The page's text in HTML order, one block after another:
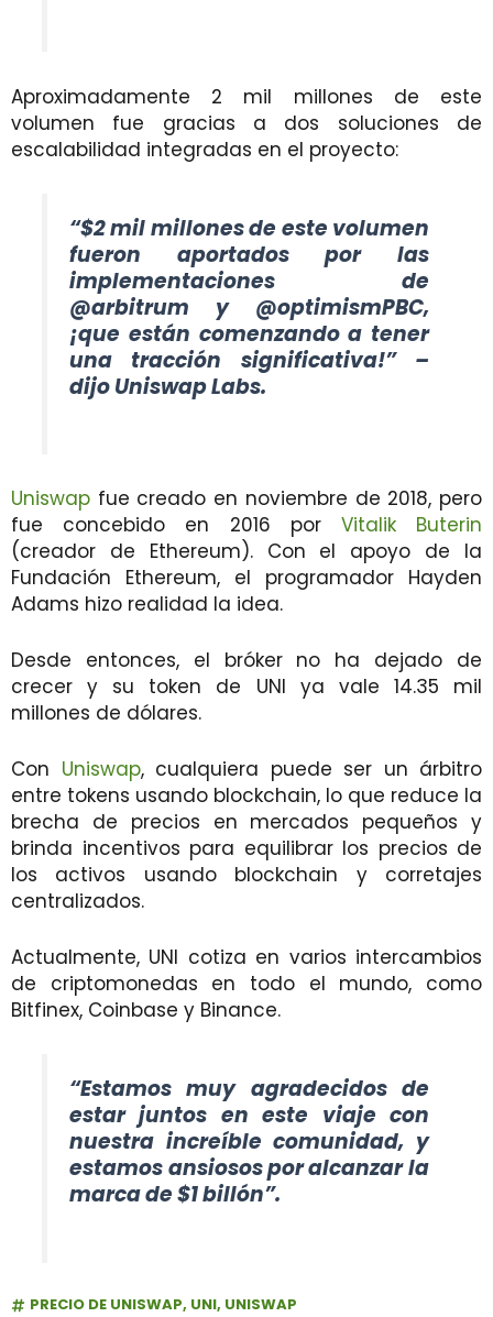
Aproximadamente 2 mil millones de este
volumen fue gracias a dos soluciones de
escalabilidad integradas en el proyecto:
“$2 mil millones de este volumen
fueron aportados por las
implementaciones de
@arbitrum y @optimismPBC,
¡que están comenzando a tener
una tracción significativa!” –
dijo Uniswap Labs.
Uniswap fue creado en noviembre de 2018, pero
fue concebido en 2016 por Vitalik Buterin
(creador de Ethereum). Con el apoyo de la
Fundación Ethereum, el programador Hayden
Adams hizo realidad la idea.
Desde entonces, el bróker no ha dejado de
crecer y su token de UNI ya vale 14.35 mil
millones de dólares.
Con Uniswap, cualquiera puede ser un árbitro
entre tokens usando blockchain, lo que reduce la
brecha de precios en mercados pequeños y
brinda incentivos para equilibrar los precios de
los activos usando blockchain y corretajes
centralizados.
Actualmente, UNI cotiza en varios intercambios
de criptomonedas en todo el mundo, como
Bitfinex, Coinbase y Binance.
“Estamos muy agradecidos de
estar juntos en este viaje con
nuestra increíble comunidad, y
estamos ansiosos por alcanzar la
marca de $1 billón”.
PRECIO DE UNISWAP, UNI, UNISWAP